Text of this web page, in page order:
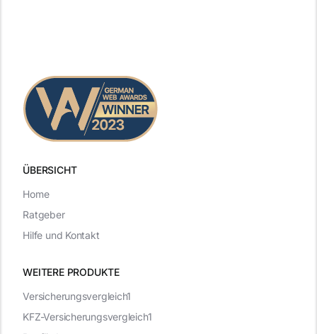
ÜBERSICHT
WEITERE PRODUKTE
Versicherungsvergleich1
KFZ-Versicherungsvergleich1
Home
Ratgeber
Hilfe und Kontakt